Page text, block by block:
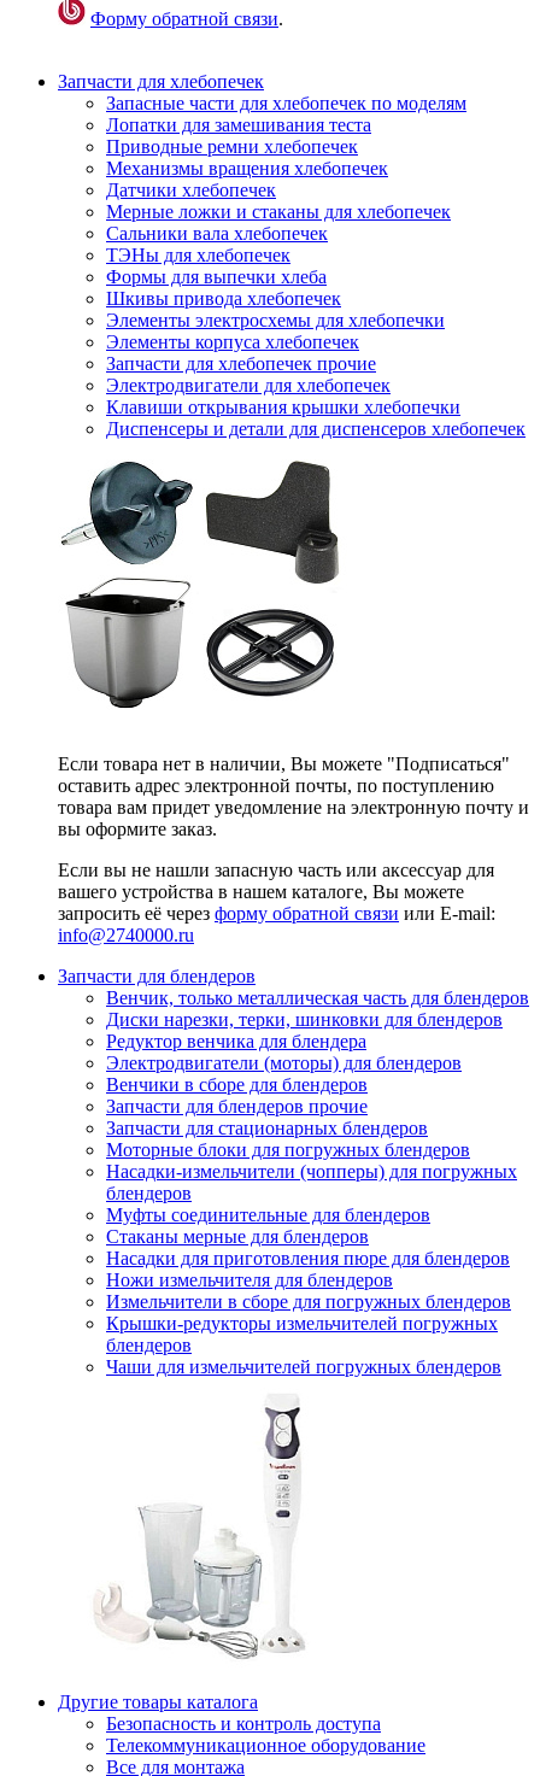
Форму обратной связи.
Запчасти для хлебопечек
Запасные части для хлебопечек по моделям
Лопатки для замешивания теста
Приводные ремни хлебопечек
Механизмы вращения хлебопечек
Датчики хлебопечек
Мерные ложки и стаканы для хлебопечек
Сальники вала хлебопечек
ТЭНы для хлебопечек
Формы для выпечки хлеба
Шкивы привода хлебопечек
Элементы электросхемы для хлебопечки
Элементы корпуса хлебопечек
Запчасти для хлебопечек прочие
Электродвигатели для хлебопечек
Клавиши открывания крышки хлебопечки
Диспенсеры и детали для диспенсеров хлебопечек
Если товара нет в наличии, Вы можете "Подписаться"
оставить адрес электронной почты, по поступлению
товара вам придет уведомление на электронную почту и
вы оформите заказ.
Если вы не нашли запасную часть или аксессуар для
вашего устройства в нашем каталоге, Вы можете
запросить её через форму обратной связи или E-mail:
info@2740000.ru
Запчасти для блендеров
Венчик, только металлическая часть для блендеров
Диски нарезки, терки, шинковки для блендеров
Редуктор венчика для блендера
Электродвигатели (моторы) для блендеров
Венчики в сборе для блендеров
Запчасти для блендеров прочие
Запчасти для стационарных блендеров
Моторные блоки для погружных блендеров
Насадки-измельчители (чопперы) для погружных
блендеров
Муфты соединительные для блендеров
Стаканы мерные для блендеров
Насадки для приготовления пюре для блендеров
Ножи измельчителя для блендеров
Измельчители в сборе для погружных блендеров
Крышки-редукторы измельчителей погружных
блендеров
Чаши для измельчителей погружных блендеров
Другие товары каталога
Безопасность и контроль доступа
Телекоммуникационное оборудование
Все для монтажа